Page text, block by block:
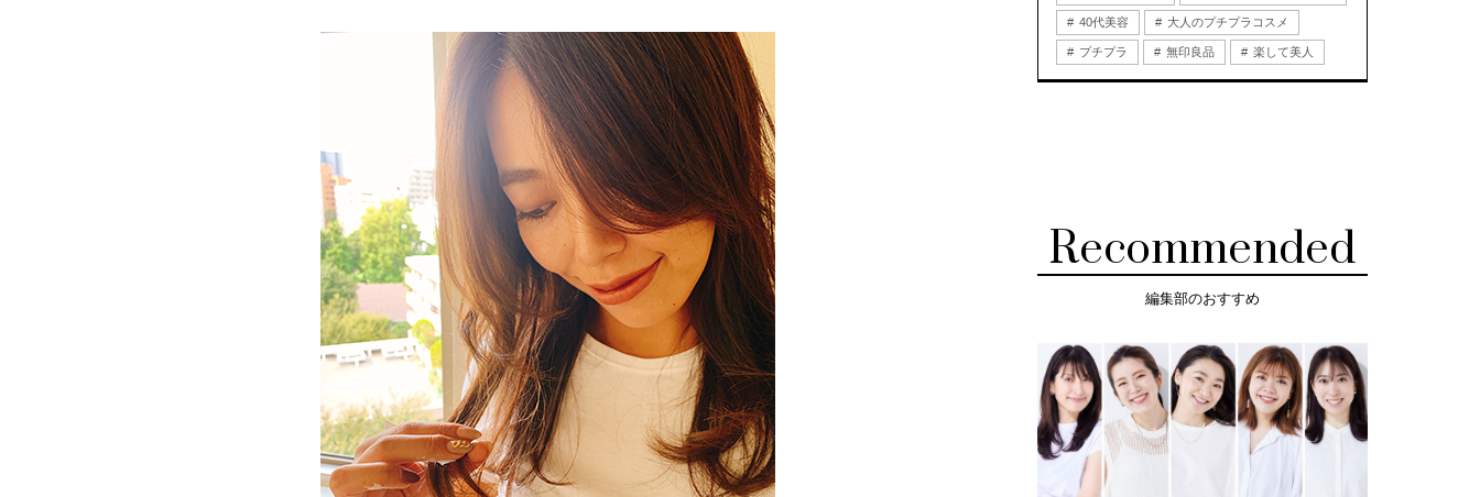
40代美容 大人のプチプラコスメ
プチプラ 無印良品 楽して美人
Recommended
編集部のおすすめ